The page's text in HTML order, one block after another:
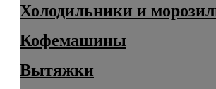
Холодильники и
Кофемашины
Вытяжки